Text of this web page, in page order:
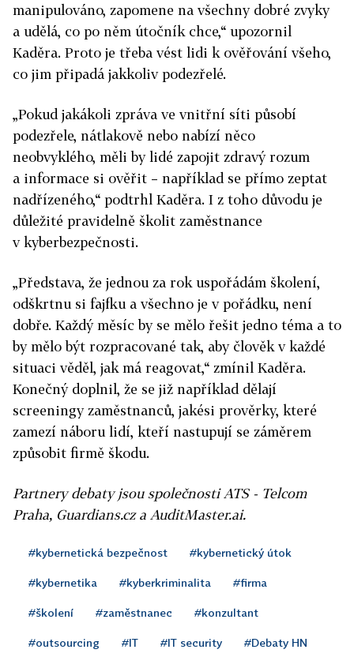
manipulováno, zapomene na všechny dobré zvyky
a udělá, co po něm útočník chce,“ upozornil
Kaděra. Proto je třeba vést lidi k ověřování všeho,
co jim připadá jakkoliv podezřelé.
„Pokud jakákoli zpráva ve vnitřní síti působí
podezřele, nátlakově nebo nabízí něco
neobvyklého, měli by lidé zapojit zdravý rozum
a informace si ověřit – například se přímo zeptat
nadřízeného,“ podtrhl Kaděra. I z toho důvodu je
důležité pravidelně školit zaměstnance
v kyberbezpečnosti.
„Představa, že jednou za rok uspořádám školení,
odškrtnu si fajfku a všechno je v pořádku, není
dobře. Každý měsíc by se mělo řešit jedno téma a to
by mělo být rozpracované tak, aby člověk v každé
situaci věděl, jak má reagovat,“ zmínil Kaděra.
Konečný doplnil, že se již například dělají
screeningy zaměstnanců, jakési prověrky, které
zamezí náboru lidí, kteří nastupují se záměrem
způsobit firmě škodu.
Partnery debaty jsou společnosti ATS - Telcom
Praha, Guardians.cz a AuditMaster.ai.
#kybernetická bezpečnost #kybernetický útok
#kybernetika #kyberkriminalita #firma
#školení #zaměstnanec #konzultant
#outsourcing #IT #IT security #Debaty HN